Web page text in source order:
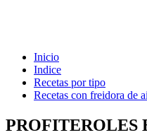
Inicio
Indice
Recetas por tipo
Recetas con freidora de
PROFITEROLES